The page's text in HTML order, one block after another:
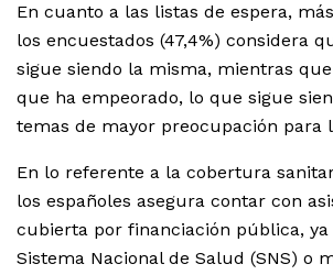
En cuanto a las listas de espera,
los encuestados (47,4%) considera
sigue siendo la misma, mientras
que ha empeorado, lo que sigue
temas de mayor preocupación para
En lo referente a la cobertura
los españoles asegura contar con
cubierta por financiación pública, ya
Sistema Nacional de Salud (SNS) o